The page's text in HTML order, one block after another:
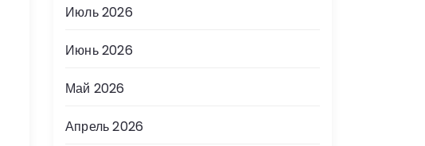
Июль 2026
Июнь 2026
Май 2026
Апрель 2026